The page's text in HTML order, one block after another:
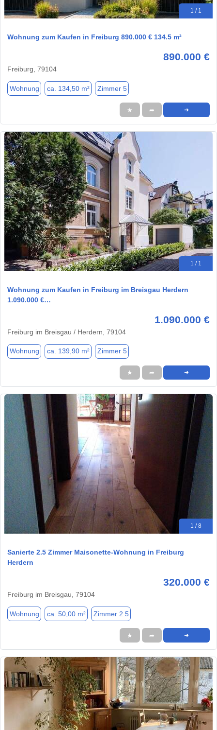
1 / 1
Wohnung zum Kaufen in Freiburg 890.000 € 134.5 m²
890.000 €
Freiburg, 79104
Wohnung ca. 134,50 m² Zimmer 5
★ ➦ ➜
1 / 1
Wohnung zum Kaufen in Freiburg im Breisgau Herdern
1.090.000 €…
1.090.000 €
Freiburg im Breisgau / Herdern, 79104
Wohnung ca. 139,90 m² Zimmer 5
★ ➦ ➜
1 / 8
Sanierte 2.5 Zimmer Maisonette-Wohnung in Freiburg
Herdern
320.000 €
Freiburg im Breisgau, 79104
Wohnung ca. 50,00 m² Zimmer 2.5
★ ➦ ➜